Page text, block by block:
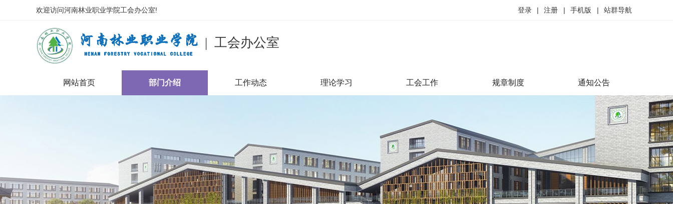
欢迎访问河南林业职业学院工会办公室! 登录 | 注册 | 手机版 | 站群导航
| 工会办公室
网站首页 部门介绍 工作动态 理论学习 工会工作 规章制度 通知公告